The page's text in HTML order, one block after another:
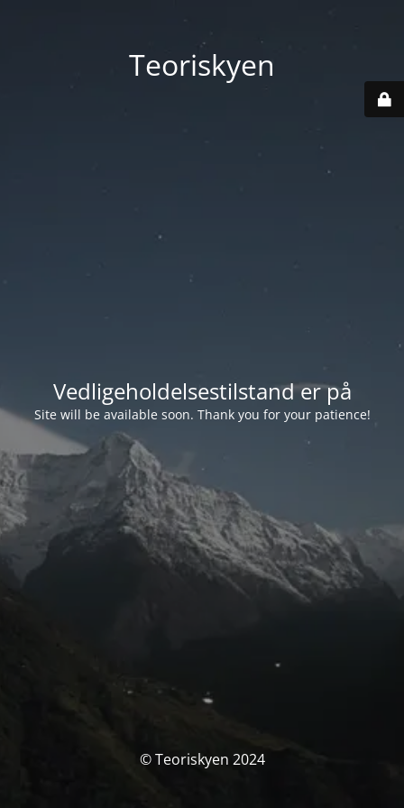
Teoriskyen
Vedligeholdelsestilstand er på
Site will be available soon. Thank you for your patience!
© Teoriskyen 2024